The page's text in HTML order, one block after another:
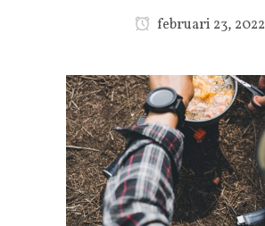
februari 23, 2022